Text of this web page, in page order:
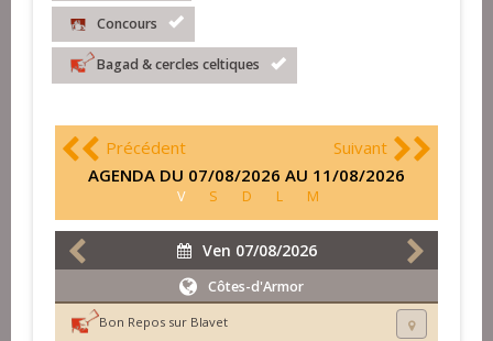
Concours
Bagad & cercles celtiques
Précédent
Suivant
AGENDA DU 07/08/2026 AU 11/08/2026
V S D L M
Ven 07/08/2026
Côtes-d'Armor
Bon Repos sur Blavet